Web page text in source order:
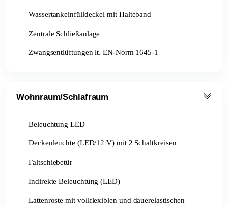
Wassertankeinfülldeckel mit Halteband
Zentrale Schließanlage
Zwangsentlüftungen lt. EN-Norm 1645-1
Wohnraum/Schlafraum
Beleuchtung LED
Deckenleuchte (LED/12 V) mit 2 Schaltkreisen
Faltschiebetür
Indirekte Beleuchtung (LED)
Lattenroste mit vollflexiblen und dauerelastischen